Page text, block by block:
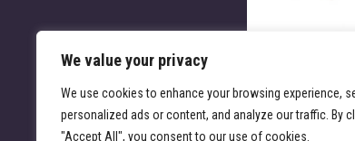
We value your privacy
We use cookies to enhance your browsing experience,
personalized ads or content, and analyze our traffic. By
"Accept All", you consent to our use of cookies.